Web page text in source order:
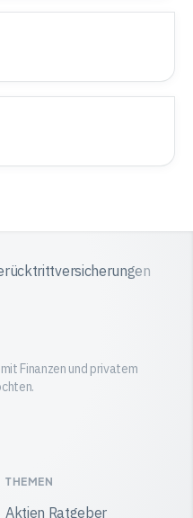
Finanzen und privatem
THEMEN
Aktien Ratgeber